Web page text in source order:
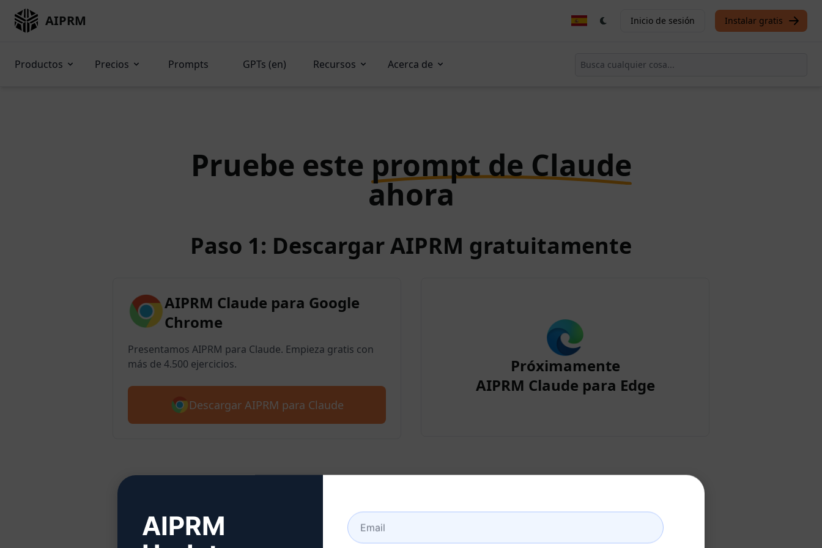
AIPRM Inicio de sesión Instalar gratis
Productos Precios Prompts GPTs (en) Recursos Acerca de
Pruebe este prompt de Claude
ahora
Paso 1: Descargar AIPRM gratuitamente
AIPRM Claude para Google
Chrome
Presentamos AIPRM para Claude. Empieza gratis con
más de 4.500 ejercicios.
Descargar AIPRM para Claude
Próximamente
AIPRM Claude para Edge
Paso 2 : Crear una cuenta Claude
AIPRM